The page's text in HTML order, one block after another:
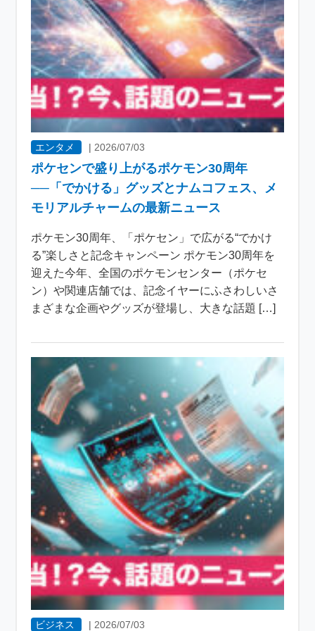
エンタメ |2026/07/03
ポケセンで盛り上がるポケモン30周年
──「でかける」グッズとナムコフェス、メ
モリアルチャームの最新ニュース
ポケモン30周年、「ポケセン」で広がる“でかけ
る”楽しさと記念キャンペーン ポケモン30周年を
迎えた今年、全国のポケモンセンター（ポケセ
ン）や関連店舗では、記念イヤーにふさわしいさ
まざまな企画やグッズが登場し、大きな話題 […]
ビジネス |2026/07/03